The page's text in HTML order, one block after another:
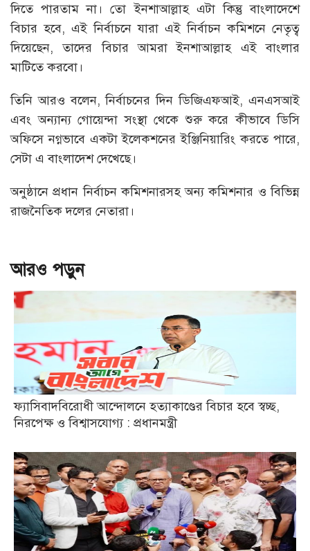
দিতে পারতাম না। তো ইনশাআল্লাহ এটা কিন্তু বাংলাদেশে
বিচার হবে, এই নির্বাচনে যারা এই নির্বাচন কমিশনে নেতৃত্ব
দিয়েছেন, তাদের বিচার আমরা ইনশাআল্লাহ এই বাংলার
মাটিতে করবো।
তিনি আরও বলেন, নির্বাচনের দিন ডিজিএফআই, এনএসআই
এবং অন্যান্য গোয়েন্দা সংস্থা থেকে শুরু করে কীভাবে ডিসি
অফিসে নগ্নভাবে একটা ইলেকশনের ইঞ্জিনিয়ারিং করতে পারে,
সেটা এ বাংলাদেশ দেখেছে।
অনুষ্ঠানে প্রধান নির্বাচন কমিশনারসহ অন্য কমিশনার ও বিভিন্ন
রাজনৈতিক দলের নেতারা।
আরও পড়ুন
ফ্যাসিবাদবিরোধী আন্দোলনে হত্যাকাণ্ডের বিচার হবে স্বচ্ছ,
নিরপেক্ষ ও বিশ্বাসযোগ্য : প্রধানমন্ত্রী